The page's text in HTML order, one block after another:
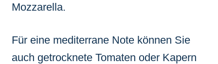
Mozzarella.
Für eine mediterrane Note können Sie
auch getrocknete Tomaten oder Kapern